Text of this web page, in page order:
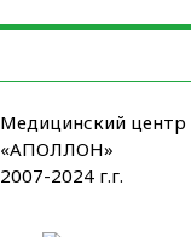
Медицинский центр
«АПОЛЛОН»
2007-2024 г.г.